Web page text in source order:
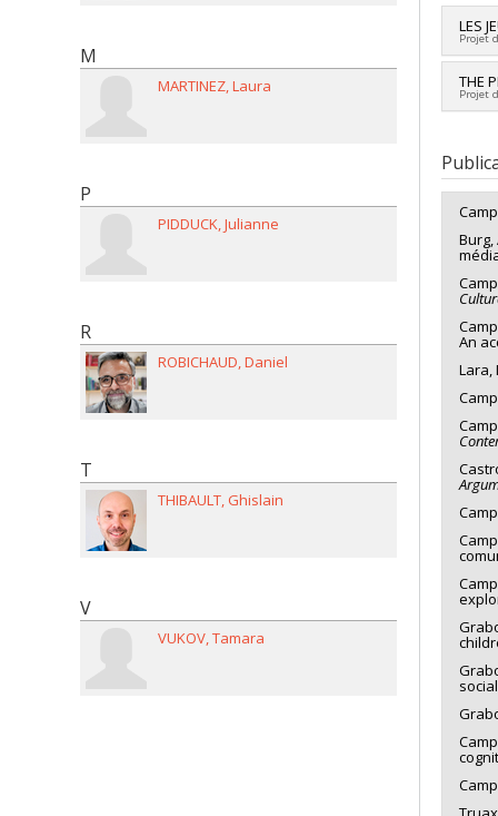
Lien
LES
Projet
Lead
THE
Projet
Burg,
An
Lara,
M
MARTINEZ Laura
P
PIDDUCK Julianne
R
ROBICHAUD Daniel
T
THIBAULT Ghislain
V
VUKOV Tamara